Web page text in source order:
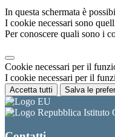
In questa schermata è
I cookie necessari sono
Per conoscere quali sono i
Cookie necessari per il
I cookie necessari per il
Accetta tutti Salva le
Istituto